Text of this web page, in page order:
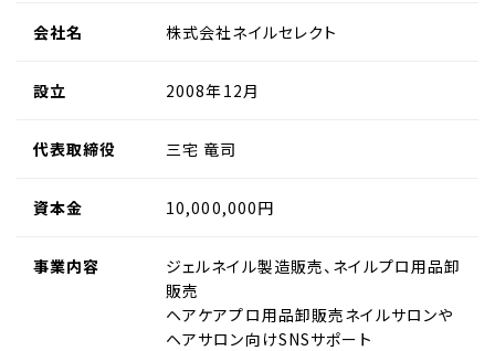
会社名 株式会社ネイルセレクト
設立 2008年12月
代表取締役 三宅 竜司
資本金 10,000,000円
事業内容
ジェルネイル製造販売、ネイルプロ用品卸
販売
ヘアケアプロ用品卸販売ネイルサロンや
ヘアサロン向けSNSサポート